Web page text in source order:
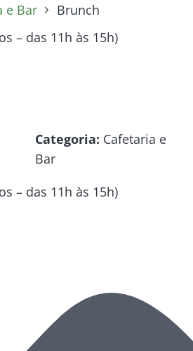
e Bar
Brunch
– das 11h às 15h)
Categoria: Cafetaria e
Bar
– das 11h às 15h)